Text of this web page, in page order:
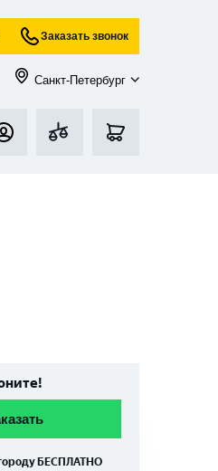
Заказать звонок
Санкт-Петербург
БЕСПЛАТНО